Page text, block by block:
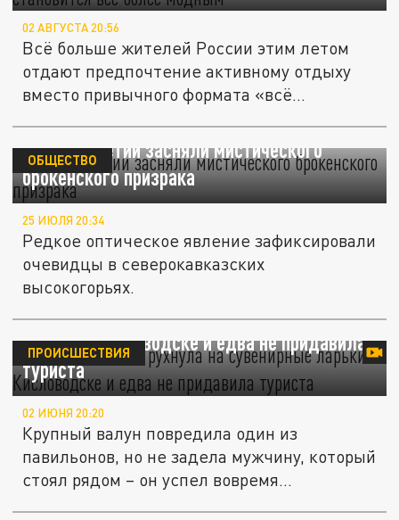
02 АВГУСТА 20:56
Всё больше жителей России этим летом
отдают предпочтение активному отдыху
вместо привычного формата «всё...
В горах Осетии засняли мистического
брокенского призрака
ОБЩЕСТВО
25 ИЮЛЯ 20:34
Редкое оптическое явление зафиксировали
очевидцы в северокавказских
высокогорьях.
Каменная глыба рухнула на сувенирные
ларьки в Кисловодске и едва не придавила
туриста
ПРОИСШЕСТВИЯ
02 ИЮНЯ 20:20
Крупный валун повредила один из
павильонов, но не задела мужчину, который
стоял рядом – он успел вовремя...